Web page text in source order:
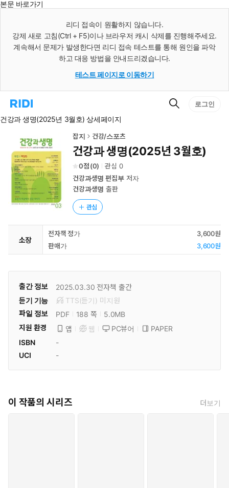
본문 바로가기
리디 접속이 원활하지 않습니다.
강제 새로 고침(Ctrl + F5)이나 브라우저 캐시 삭제를 진행해주세요.
계속해서 문제가 발생한다면 리디 접속 테스트를 통해 원인을 파악
하고 대응 방법을 안내드리겠습니다.
테스트 페이지로 이동하기
리
홈
동
검
로그인
건강과 생명(2025년 3월호) 상세페이지
잡지 건강/스포츠
건강과 생명(2025년 3월호)
0 (0) 관심 0
건강과생명 편집부저자
건강과생명 출판
관심
소장
전자책 정가
3,600원
판매가
3,600원
출간 정보 2025.03.30 전자책 출간
듣기 기능
TTS(듣기) 미 지원
파일 정보
PDF 188 쪽
5.0MB
지원 환경
앱 웹 PC뷰어
PAPER
ISBN
-
UCI
-
이 작품의 시리즈 더보기